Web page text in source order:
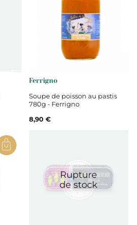
Ferrigno
Soupe de poisson au pastis
780g - Ferrigno
8,90 €
Rupture
de stock